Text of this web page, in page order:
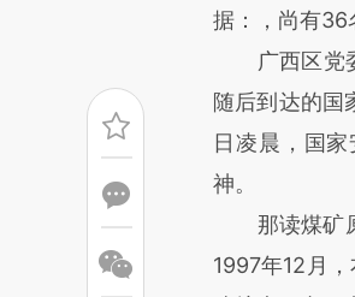
据：，尚有36
广西区党委
随后到达的国
日凌晨，国
神。
那读煤矿原
1997年12月